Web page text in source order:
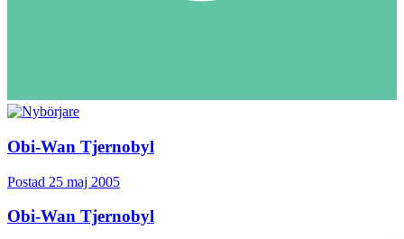
Obi-Wan Tjernobyl
Postad 25 maj 2005
Obi-Wan Tjernobyl